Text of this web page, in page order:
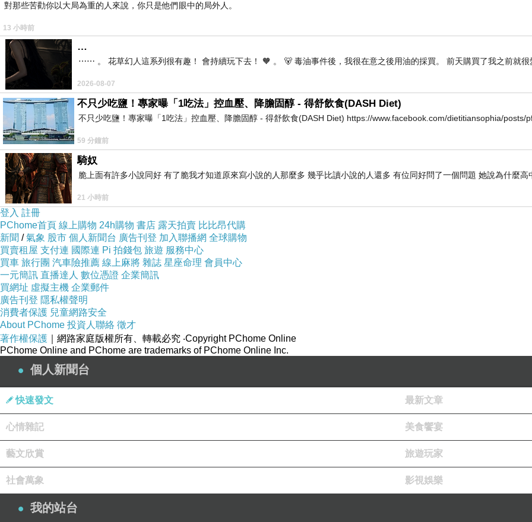
對那些苦勸你以大局為重的人來說，你只是他們眼中的局外人。
13 小時前
…
⋯⋯ 。 花草幻人這系列很有趣！ 會持續玩下去！ 🧡 。 🐻 毒油事件後，我很在意之後用油的採買。 前天購買了我之前就很
2026-08-07
不只少吃鹽！專家曝「1吃法」控血壓、降膽固醇 - 得舒飲食(DASH Diet)
不只少吃鹽！專家曝「1吃法」控血壓、降膽固醇 - 得舒飲食(DASH Diet) https://www.facebook.com/dietitiansophia/posts/
59 分鐘前
騎奴
脆上面有許多小說同好 有了脆我才知道原來寫小說的人那麼多 幾乎比讀小說的人還多 有位同好問了一個問題 她說為什麼高
21 小時前
登入 註冊
PChome首頁 線上購物 24h購物 書店 露天拍賣 比比昂代購
新聞 /氣象 股市 個人新聞台 廣告刊登 加入聯播網 全球購物
買賣租屋 支付連 國際連 Pi 拍錢包 旅遊 服務中心
買車 旅行團 汽車險推薦 線上麻將 雜誌 星座命理 會員中心
一元簡訊 直播達人 數位憑證 企業簡訊
買網址 虛擬主機 企業郵件
廣告刊登 隱私權聲明
消費者保護 兒童網路安全
About PChome 投資人聯絡 徵才
著作權保護 ｜網路家庭版權所有、轉載必究 ‧Copyright PChome Online
PChome Online and PChome are trademarks of PChome Online Inc.
個人新聞台
快速發文 最新文章
心情雜記 美食饗宴
藝文欣賞 旅遊玩家
社會萬象 影視娛樂
我的站台